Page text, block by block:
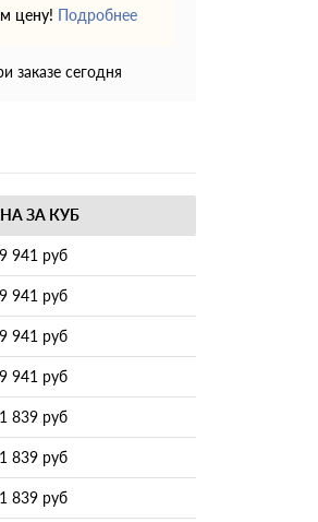
цену! Подробнее
заказе сегодня
ЗА КУБ
941 руб
941 руб
941 руб
941 руб
839 руб
839 руб
839 руб